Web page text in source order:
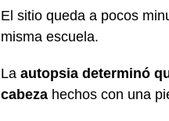
El sitio queda a pocos
misma escuela.
La autopsia determinó
cabeza hechos con una